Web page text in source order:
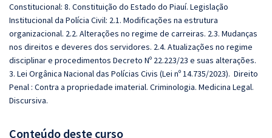
Constitucional: 8. Constituição do Estado do Piauí. Legislação
Institucional da Polícia Civil: 2.1. Modificações na estrutura
organizacional. 2.2. Alterações no regime de carreiras. 2.3. Mudanças
nos direitos e deveres dos servidores. 2.4. Atualizações no regime
disciplinar e procedimentos Decreto Nº 22.223/23 e suas alterações.
3. Lei Orgânica Nacional das Polícias Civis (Lei nº 14.735/2023). Direito
Penal : Contra a propriedade imaterial. Criminologia. Medicina Legal.
Discursiva.
Conteúdo deste curso